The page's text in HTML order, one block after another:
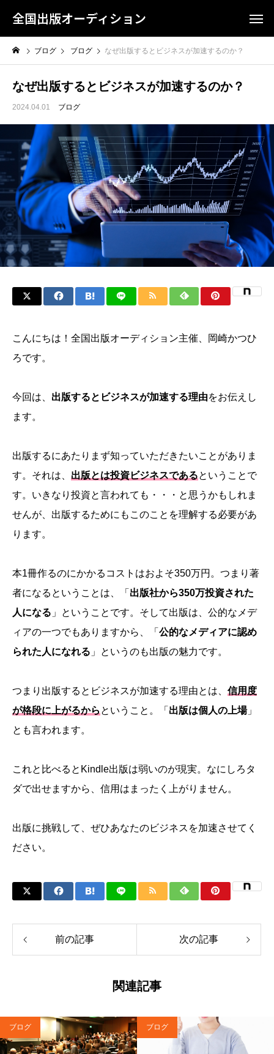
全国出版オーディション
ブログ ブログ なぜ出版するとビジネスが加速するのか？
なぜ出版するとビジネスが加速するのか？
2024.04.01 ブログ
こんにちは！全国出版オーディション主催、岡崎かつひ
ろです。
今回は、 出版するとビジネスが加速する理由をお伝えし
ます。
出版するにあたりまず知っていただきたいことがありま
す。それは、 出版とは投資ビジネスであるということで
す。いきなり投資と言われても・・・と思うかもしれま
せんが、出版するためにもこのことを理解する必要があ
ります。
本1冊作るのにかかるコストはおよそ350万円。つまり著
者になるということは、「 出版社から350万投資された
人になる 」ということです。そして出版は、公的なメデ
ィアの一つでもありますから、「 公的なメディアに認め
られた人になれる 」というのも出版の魅力です。
つまり出版するとビジネスが加速する理由とは、 信用度
が格段に上がるから ということ。「 出版は個人の上場」
とも言われます。
これと比べるとKindle出版は弱いのが現実。なにしろタ
ダで出せますから、信用はまったく上がりません。
出版に挑戦して、ぜひあなたのビジネスを加速させてく
ださい。
前の記事 次の記事
関連記事
ブログ ブログ